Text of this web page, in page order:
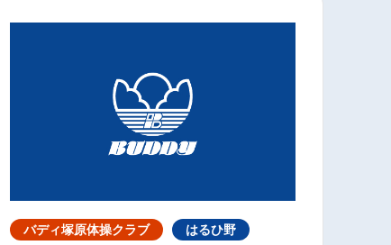
バディ塚原体操クラブ はるひ野